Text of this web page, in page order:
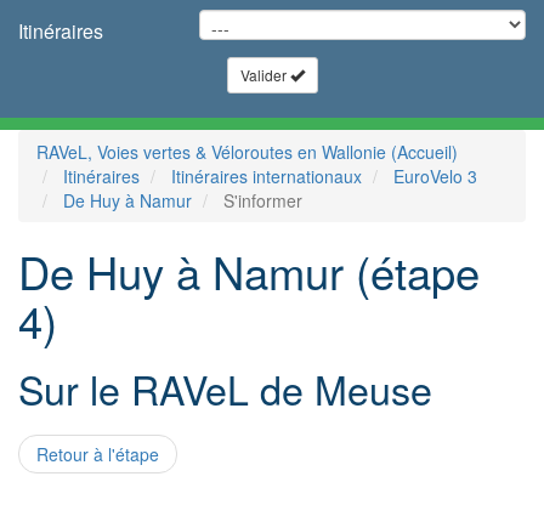
Itinéraires
Valider
RAVeL, Voies vertes & Véloroutes en Wallonie (Accueil)
Itinéraires
Itinéraires internationaux
EuroVelo 3
De Huy à Namur
S'informer
De Huy à Namur (étape
4)
Sur le RAVeL de Meuse
Retour à l'étape